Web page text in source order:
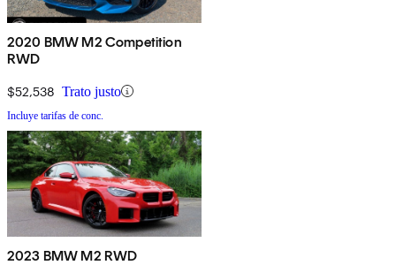
2020 BMW M2 Competition
RWD
$52,538 Trato justo
Incluye tarifas de conc.
2023 BMW M2 RWD